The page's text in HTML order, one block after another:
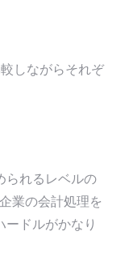
しながらそれぞ
られるレベルの
業の会計処理を
ドルがかなり